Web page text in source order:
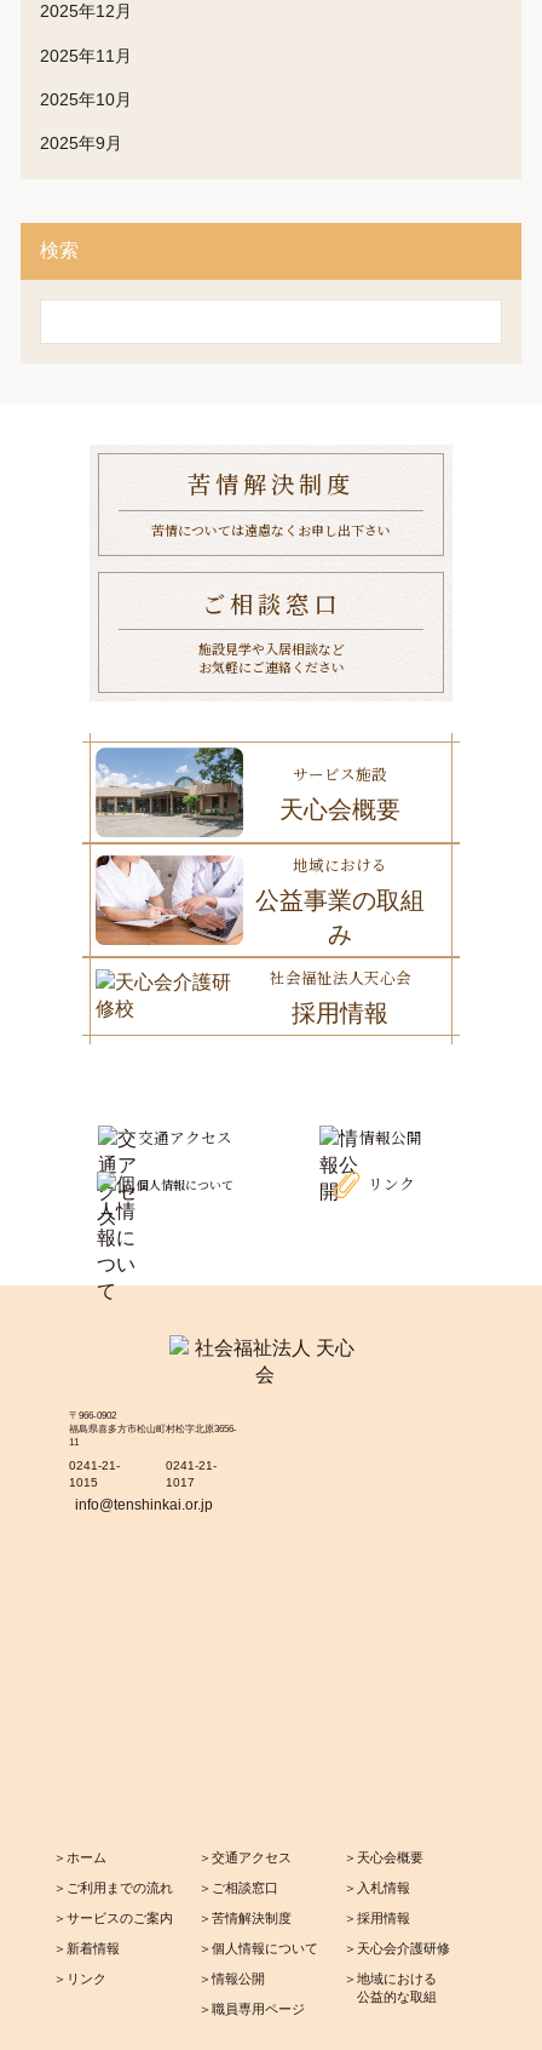
2025年12月
2025年11月
2025年10月
2025年9月
検索
苦情解決制度
苦情については遠慮なくお申し出下さい
ご相談窓口
施設見学や入居相談など
お気軽にご連絡ください
サービス施設
天心会概要
地域における
公益事業の取組
み
社会福祉法人天心会
採用情報
交通アクセス 情報公開
個人情報について リンク
〒966-0902
福島県喜多方市松山町村松字北原3656-
11
0241-21-
1015
0241-21-
1017
info@tenshinkai.or.jp
＞ホーム
＞ご利用までの流れ
＞サービスのご案内
＞新着情報
＞リンク
＞交通アクセス
＞ご相談窓口
＞苦情解決制度
＞個人情報について
＞情報公開
＞職員専用ページ
＞天心会概要
＞入札情報
＞採用情報
＞天心会介護研修
＞地域における
公益的な取組